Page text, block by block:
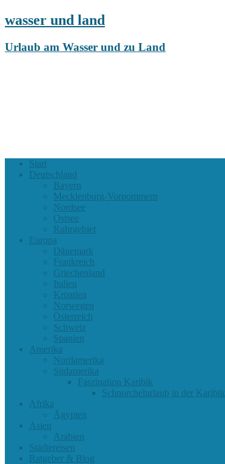
wasser und land
Urlaub am Wasser und zu Land
Start
Deutschland
Bayern
Mecklenburg-Vorpommern
Nordsee
Ostsee
Ruhrgebiet
Europa
Dänemark
Frankreich
Griechenland
Italien
Kroatien
Norwegen
Österreich
Schweiz
Spanien
Amerika
Nordamerika
Südamerika
Faszination Karibik
Schnorchelurlaub in der Karibik
Afrika
Ägypten
Asien
Arabien
Städtereisen
Ratgeber & Blog